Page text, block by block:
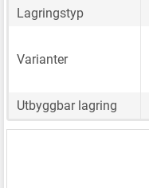
Lagringstyp
Varianter
Utbyggbar lagring